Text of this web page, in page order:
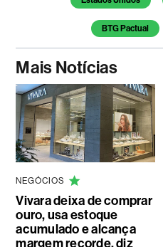
BTG Pactual
Mais Notícias
NEGÓCIOS
Vivara deixa de comprar
ouro, usa estoque
acumulado e alcança
margem recorde, diz